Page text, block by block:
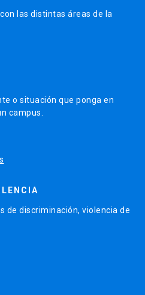
las distintas áreas de la
o situación que ponga en
campus.
de discriminación, violencia de